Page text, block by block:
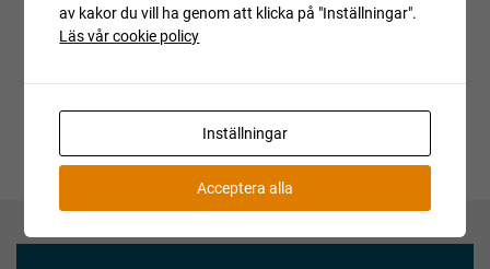
budgivningen, var vänlig kontakta ansvarig mäklare för
aktuell status.
av kakor du vill ha genom att klicka på "Inställningar".
Läs vår cookie policy
Inställningar
Acceptera alla